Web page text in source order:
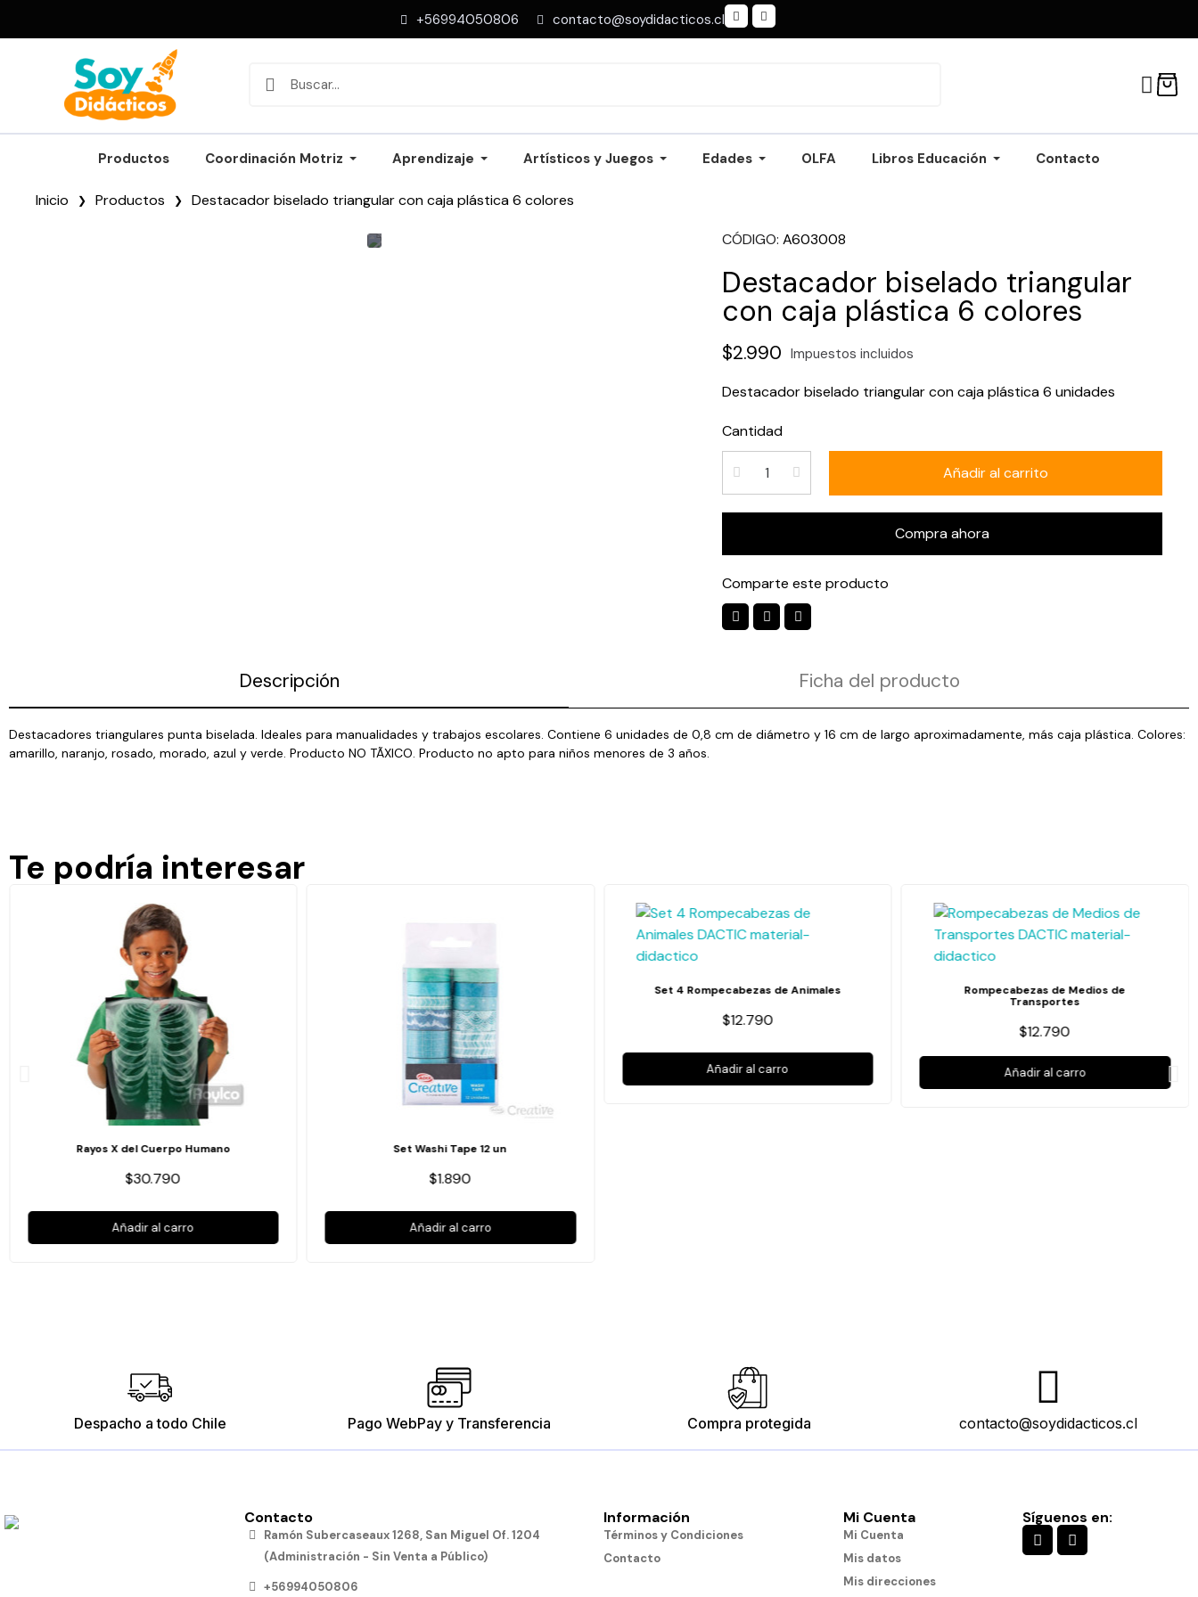
+56994050806 contacto@soydidacticos.cl
Productos Coordinación Motriz Aprendizaje Artísticos y Juegos Edades OLFA Libros Educación Contacto
Inicio Productos Destacador biselado triangular con caja plástica 6 colores
CÓDIGO A603008
Destacador biselado triangular
con caja plástica 6 colores
$2.990 Impuestos incluidos
Destacador biselado triangular con caja plástica 6 unidades
Cantidad
Añadir al carrito
Compra ahora
Comparte este producto
Descripción Ficha del producto
Destacadores triangulares punta biselada. Ideales para manualidades y trabajos escolares. Contiene 6 unidades de 0,8 cm de diámetro y 16 cm de largo aproximadamente, más caja plástica. Colores:
amarillo, naranjo, rosado, morado, azul y verde. Producto NO TÃXICO. Producto no apto para niños menores de 3 años.
Te podría interesar
Rayos X del Cuerpo Humano
$30.790
Añadir al carro
Set Washi Tape 12 un
$1.890
Añadir al carro
Set 4 Rompecabezas de Animales
$12.790
Añadir al carro
Rompecabezas de Medios de
Transportes
$12.790
Añadir al carro
Despacho a todo Chile Pago WebPay y Transferencia Compra protegida contacto@soydidacticos.cl
Contacto
Ramón Subercaseaux 1268, San Miguel Of. 1204
(Administración - Sin Venta a Público)
+56994050806
Información
Términos y Condiciones
Contacto
Mi Cuenta
Mi Cuenta
Mis datos
Mis direcciones
Síguenos en: